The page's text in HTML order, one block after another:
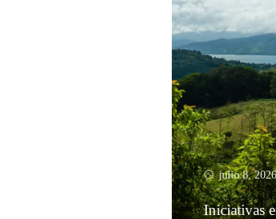
julio 8, 2026
Iniciativas